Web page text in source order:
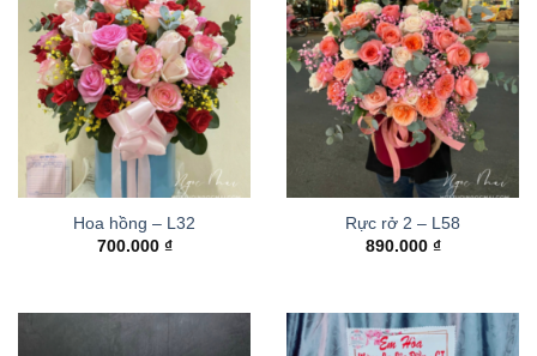
Hoa hồng – L32
700.000 ₫
Rực rở 2 – L58
890.000 ₫